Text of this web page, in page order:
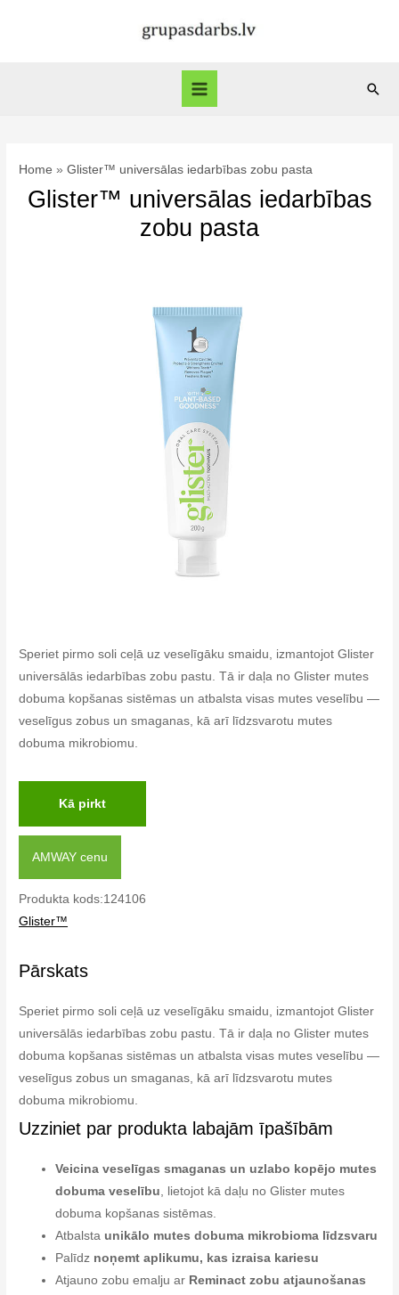
Main
Home Glister™ universālas iedarbības zobu pasta
Glister™ universālas iedarbības
zobu pasta
Speriet pirmo soli ceļā uz veselīgāku smaidu, izmantojot Glister
universālās iedarbības zobu pastu. Tā ir daļa no Glister mutes
dobuma kopšanas sistēmas un atbalsta visas mutes veselību —
veselīgus zobus un smaganas, kā arī līdzsvarotu mutes
dobuma mikrobiomu.
Kā pirkt
AMWAY cenu
Produkta kods:124106
Glister™
Pārskats
Speriet pirmo soli ceļā uz veselīgāku smaidu, izmantojot Glister
universālās iedarbības zobu pastu. Tā ir daļa no Glister mutes
dobuma kopšanas sistēmas un atbalsta visas mutes veselību —
veselīgus zobus un smaganas, kā arī līdzsvarotu mutes
dobuma mikrobiomu.
Uzziniet par produkta labajām īpašībām
Veicina veselīgas smaganas un uzlabo kopējo mutes
dobuma veselību, lietojot kā daļu no Glister mutes
dobuma kopšanas sistēmas.
Atbalsta unikālo mutes dobuma mikrobioma līdzsvaru
Palīdz noņemt aplikumu, kas izraisa kariesu
Atjauno zobu emalju ar Reminact zobu atjaunošanas